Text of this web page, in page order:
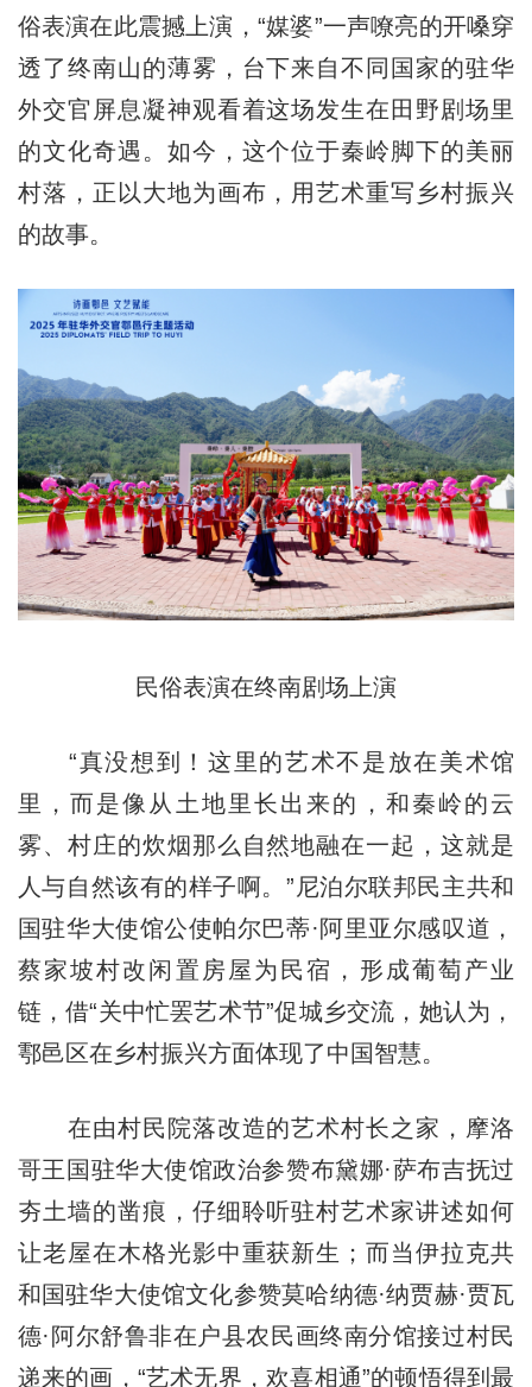
俗表演在此震撼上演，“媒婆”一声嘹亮的开嗓穿
透了终南山的薄雾，台下来自不同国家的驻华
外交官屏息凝神观看着这场发生在田野剧场里
的文化奇遇。如今，这个位于秦岭脚下的美丽
村落，正以大地为画布，用艺术重写乡村振兴
的故事。
民俗表演在终南剧场上演
“真没想到！这里的艺术不是放在美术馆
里，而是像从土地里长出来的，和秦岭的云
雾、村庄的炊烟那么自然地融在一起，这就是
人与自然该有的样子啊。”尼泊尔联邦民主共和
国驻华大使馆公使帕尔巴蒂·阿里亚尔感叹道，
蔡家坡村改闲置房屋为民宿，形成葡萄产业
链，借“关中忙罢艺术节”促城乡交流，她认为，
鄠邑区在乡村振兴方面体现了中国智慧。
在由村民院落改造的艺术村长之家，摩洛
哥王国驻华大使馆政治参赞布黛娜·萨布吉抚过
夯土墙的凿痕，仔细聆听驻村艺术家讲述如何
让老屋在木格光影中重获新生；而当伊拉克共
和国驻华大使馆文化参赞莫哈纳德·纳贾赫·贾瓦
德·阿尔舒鲁非在户县农民画终南分馆接过村民
递来的画，“艺术无界，欢喜相通”的顿悟得到最